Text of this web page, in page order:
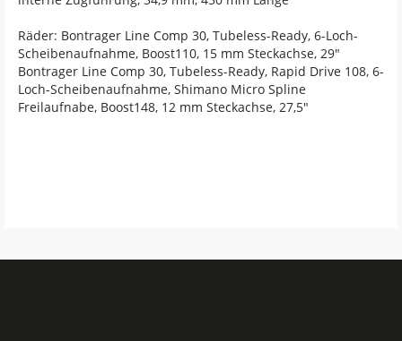
Räder: Bontrager Line Comp 30, Tubeless-Ready, 6-Loch-
Scheibenaufnahme, Boost110, 15 mm Steckachse, 29"
Bontrager Line Comp 30, Tubeless-Ready, Rapid Drive 108, 6-
Loch-Scheibenaufnahme, Shimano Micro Spline
Freilaufnabe, Boost148, 12 mm Steckachse, 27,5"